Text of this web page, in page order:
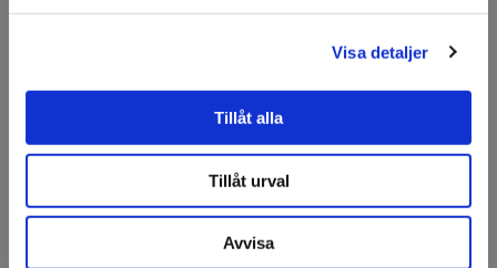
Visa detaljer
Tillåt alla
Tillåt urval
Avvisa
Pallöverdrag
Pop-up vägg